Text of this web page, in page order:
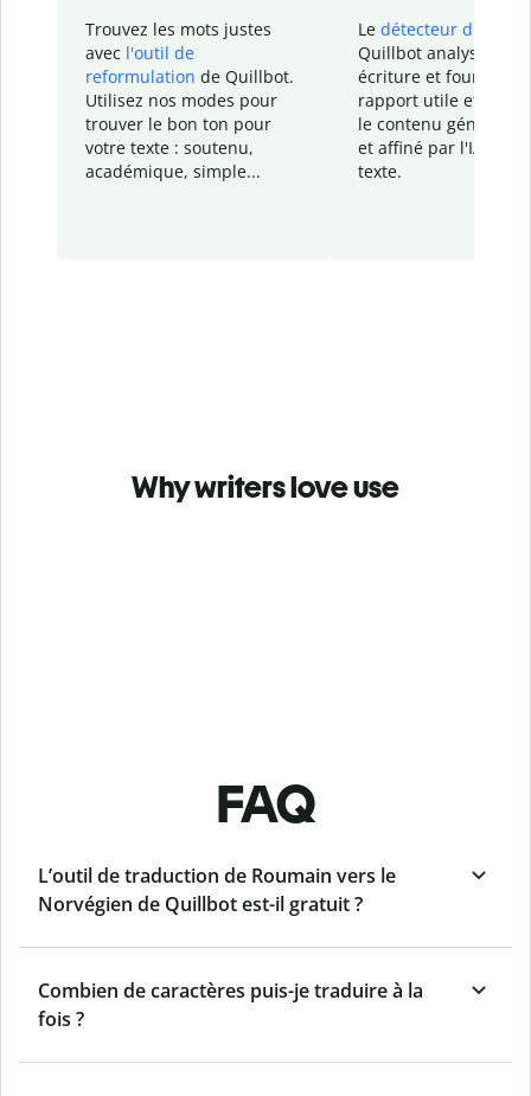
Trouvez les mots justes
avec l'outil de
reformulation de Quillbot.
Utilisez nos modes pour
trouver le bon ton pour
votre texte : soutenu,
académique, simple...
Le détecteur d'IA
Quillbot analyse votre
écriture et fournit un
rapport utile et
le contenu généré
et affiné par l'IA
texte.
Why writers love use
FAQ
L’outil de traduction de Roumain vers le
Norvégien de Quillbot est-il gratuit ?
Combien de caractères puis-je traduire à la
fois ?